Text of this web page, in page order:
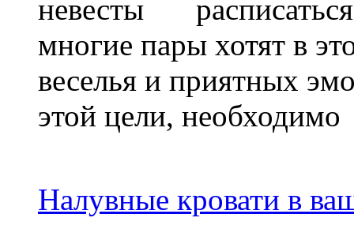
многие пары хотят в
веселья и приятных
этой цели, необходимо
Налувные кровати в